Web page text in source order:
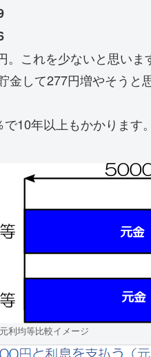
。これを少ないと思いま
金して277円増やそうと
10年以上もかかります。
利均等比較イメージ